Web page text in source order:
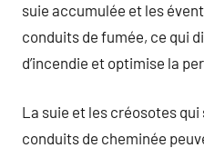
suie accumulée et les
conduits de fumée, ce qui
d’incendie et optimise la
La suie et les créosotes qui
conduits de cheminée